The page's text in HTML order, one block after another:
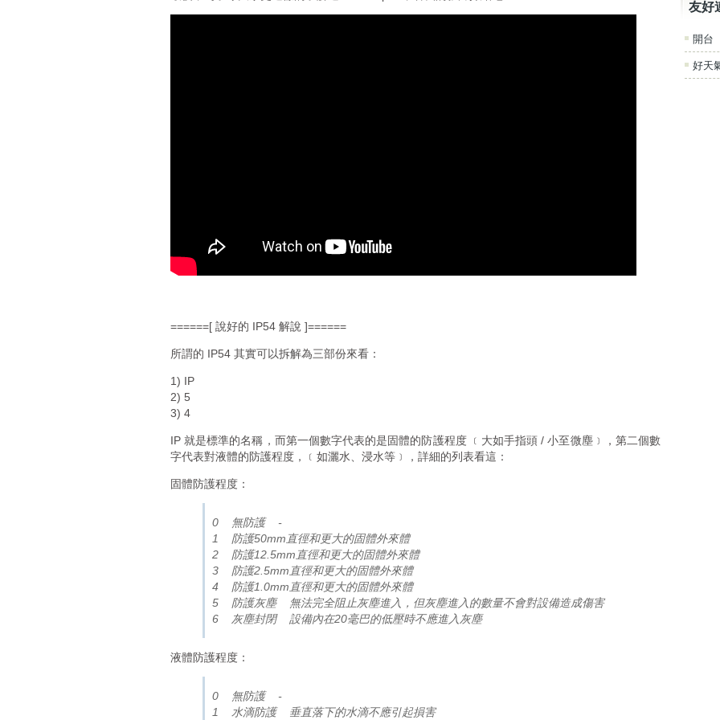
======[ 說好的 IP54 解說 ]======
所謂的 IP54 其實可以拆解為三部份來看：
1) IP
2) 5
3) 4
IP 就是標準的名稱，而第一個數字代表的是固體的防護程度 ﹝大如手指頭 / 小至微塵﹞，第二個數
字代表對液體的防護程度，﹝如灑水、浸水等﹞，詳細的列表看這：
固體防護程度：
0 無防護 -
1 防護50mm直徑和更大的固體外來體
2 防護12.5mm直徑和更大的固體外來體
3 防護2.5mm直徑和更大的固體外來體
4 防護1.0mm直徑和更大的固體外來體
5 防護灰塵 無法完全阻止灰塵進入，但灰塵進入的數量不會對設備造成傷害
6 灰塵封閉 設備內在20毫巴的低壓時不應進入灰塵
液體防護程度：
0 無防護 -
1 水滴防護 垂直落下的水滴不應引起損害
友好
開台
好天